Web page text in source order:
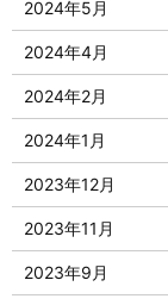
2024年5月
2024年4月
2024年2月
2024年1月
2023年12月
2023年11月
2023年9月